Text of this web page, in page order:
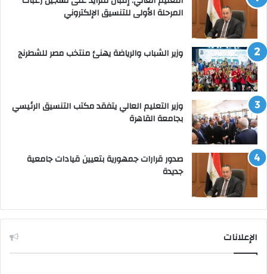
المرحلة الأولى للتنسيق الإلكتروني
وزير الشباب والرياضة يهنئ منتخب مصر للشطرنج
وزير التعليم العالي يتفقد مكتب التنسيق الرئيسي
بجامعة القاهرة
صدور قرارات جمهورية بتعيين قيادات جامعية
جديدة
الإعلانات